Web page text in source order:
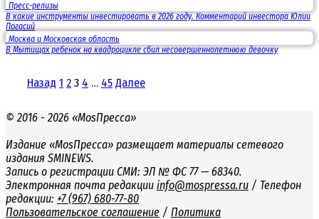
Пресс-релизы
В какие инструменты инвестировать в 2026 году. Комментарий инвестора Юлии
Погасий
Москва и Московская область
В Мытищах ребенок на квадроцикле сбил несовершеннолетнюю девочку
Назад 1 2 3 4 … 45 Далее
© 2016 - 2026 «MosПресса»
Издание «MosПресса» размещает материалы сетевого
издания SMINEWS.
Запись о регистрации СМИ: ЭЛ № ФС 77 — 68340.
Электронная почта редакции info@mospressa.ru / Телефон
редакции: +7 (967) 680-77-80
Пользовательское соглашение / Политика